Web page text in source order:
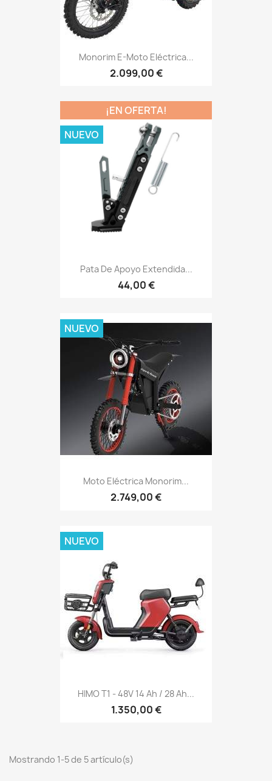
Monorim E-Moto Eléctrica...
2.099,00 €
Pata De Apoyo Extendida...
44,00 €
¡EN OFERTA!
NUEVO
Moto Eléctrica Monorim...
2.749,00 €
NUEVO
HIMO T1 - 48V 14 Ah / 28 Ah...
1.350,00 €
NUEVO
Mostrando 1-5 de 5 artículo(s)